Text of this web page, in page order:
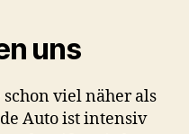
uns
viel näher als
Auto ist intensiv